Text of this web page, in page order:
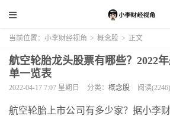
当前位置： 小李财经视角 > 概念股 > 正文
航空轮胎龙头股票有哪些？2022
单一览表
2022-04-17 7:07 星期日 分类： 概念股 阅读(2246)
航空轮胎上市公司有多少家？据小李